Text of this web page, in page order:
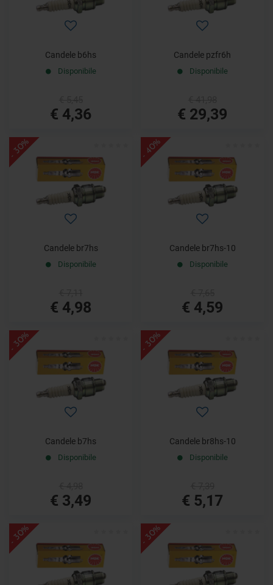
Candele b6hs
Disponibile
€ 4,36
Candele pzfr6h
Disponibile
€ 29,39
- 30%
Candele br7hs
Disponibile
€ 4,98
- 40%
Candele br7hs-10
Disponibile
€ 4,59
- 30%
Candele b7hs
Disponibile
€ 3,49
- 30%
Candele br8hs-10
Disponibile
€ 5,17
- 30% - 30%